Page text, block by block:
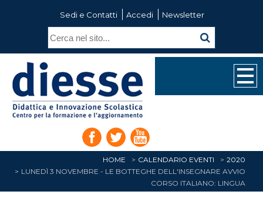
Sedi e Contatti Accedi Newsletter
HOME CALENDARIO EVENTI
2020
LUNEDÌ 3 NOVEMBRE - LE BOTTEGHE DELL'INSEGNARE AVVIO
CORSO ITALIANO: LINGUA